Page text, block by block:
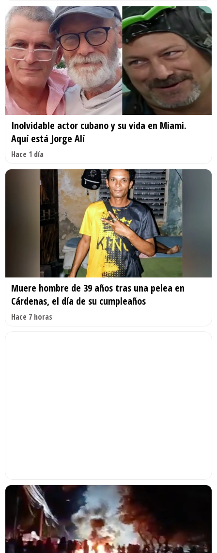
Inolvidable actor cubano y su vida en Miami.
Aquí está Jorge Alí
Hace 1 día
Muere hombre de 39 años tras una pelea en
Cárdenas, el día de su cumpleaños
Hace 7 horas